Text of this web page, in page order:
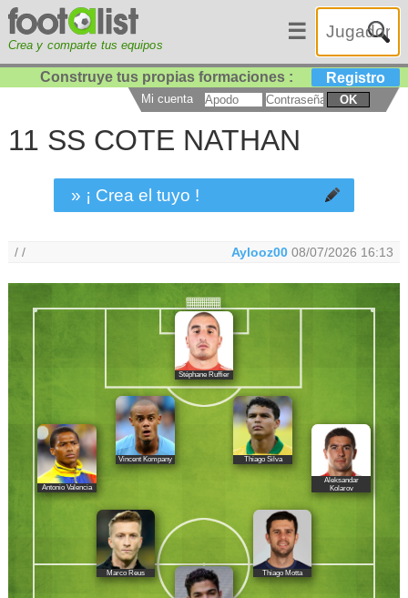
Crea y comparte tus equipos
☰
Construye tus propias formaciones : Registro
Mi cuenta OK
11 SS COTE NATHAN
» ¡ Crea el tuyo !
/ / Aylooz00 08/07/2026 16:13
Stéphane Ruffier
Antonio Valencia
Vincent Kompany Thiago Silva
Aleksandar
Kolarov
Marco Reus Thiago Motta